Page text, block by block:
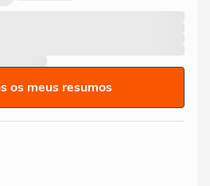
os meus resumos